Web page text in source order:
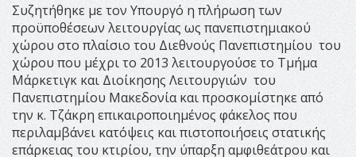
Συζητήθηκε με τον Υπουργό η πλήρωση των
προϋποθέσεων λειτουργίας ως πανεπιστημιακού
χώρου στο πλαίσιο του Διεθνούς Πανεπιστημίου του
χώρου που μέχρι το 2013 λειτουργούσε το Τμήμα
Μάρκετιγκ και Διοίκησης Λειτουργιών του
Πανεπιστημίου Μακεδονία και προσκομίστηκε από
την κ. Τζάκρη επικαιροποιημένος φάκελος που
περιλαμβάνει κατόψεις και πιστοποιήσεις στατικής
επάρκειας του κτιρίου, την ύπαρξη αμφιθεάτρου και